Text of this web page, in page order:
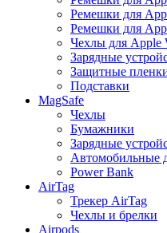
Ремешки для
Ремешки для
Чехлы для Apple
Зарядные
Защитные
Подставки
MagSafe
Чехлы
Бумажники
Зарядные
Автомобильные
Power Bank
AirTag
Трекер AirTag
Чехлы и брелки
Airpods